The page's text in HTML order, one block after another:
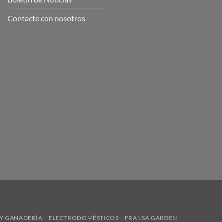
Contacte con nosotros
GANADERÍA ELECTRODOMÉSTICOS
FRANSA GARDEN